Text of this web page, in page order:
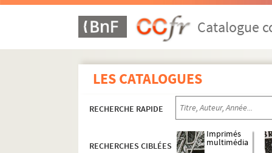
Catalogue
LES CATALOGUES
RECHERCHE RAPIDE
RECHERCHES CIBLÉES
Imprimés
multimédia